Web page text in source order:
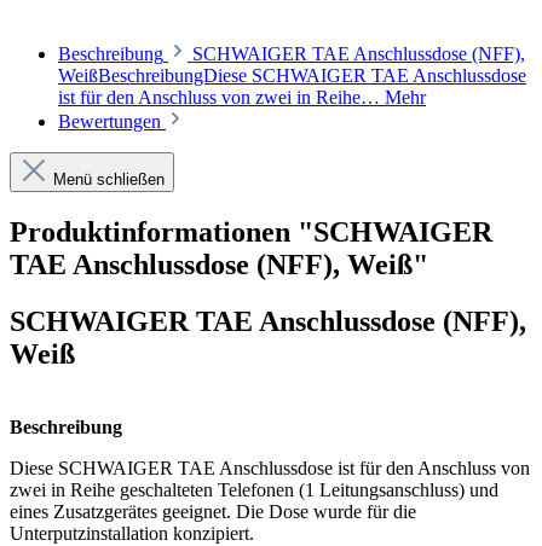
Beschreibung
SCHWAIGER TAE Anschlussdose (NFF),
WeißBeschreibungDiese SCHWAIGER TAE Anschlussdose
ist für den Anschluss von zwei in Reihe… Mehr
Bewertungen
Menü schließen
Produktinformationen "SCHWAIGER
TAE Anschlussdose (NFF), Weiß"
SCHWAIGER TAE Anschlussdose (NFF),
Weiß
Beschreibung
Diese SCHWAIGER TAE Anschlussdose ist für den Anschluss von
zwei in Reihe geschalteten Telefonen (1 Leitungsanschluss) und
eines Zusatzgerätes geeignet. Die Dose wurde für die
Unterputzinstallation konzipiert.